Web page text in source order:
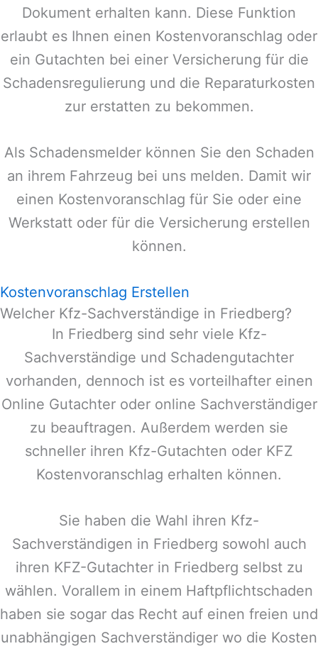
Dokument erhalten kann. Diese Funktion
erlaubt es Ihnen einen Kostenvoranschlag oder
ein Gutachten bei einer Versicherung für die
Schadensregulierung und die Reparaturkosten
zur erstatten zu bekommen.
Als Schadensmelder können Sie den Schaden
an ihrem Fahrzeug bei uns melden. Damit wir
einen Kostenvoranschlag für Sie oder eine
Werkstatt oder für die Versicherung erstellen
können.
Kostenvoranschlag Erstellen
Welcher Kfz-Sachverständige in Friedberg?
In Friedberg sind sehr viele Kfz-
Sachverständige und Schadengutachter
vorhanden, dennoch ist es vorteilhafter einen
Online Gutachter oder online Sachverständiger
zu beauftragen. Außerdem werden sie
schneller ihren Kfz-Gutachten oder KFZ
Kostenvoranschlag erhalten können.
Sie haben die Wahl ihren Kfz-
Sachverständigen in Friedberg sowohl auch
ihren KFZ-Gutachter in Friedberg selbst zu
wählen. Vorallem in einem Haftpflichtschaden
haben sie sogar das Recht auf einen freien und
unabhängigen Sachverständiger wo die Kosten